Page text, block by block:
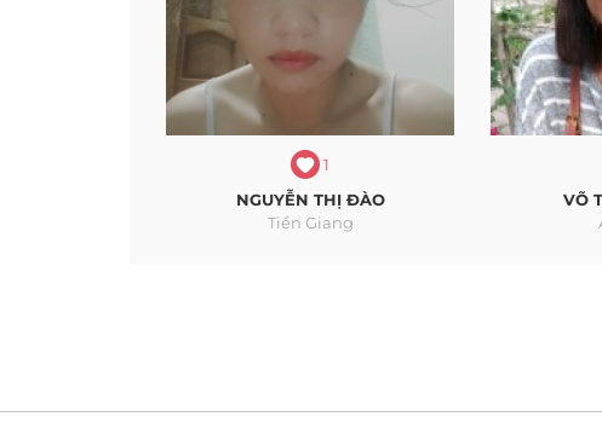
1
NGUYỄN THỊ ĐÀO
Tiền Giang
VÕ